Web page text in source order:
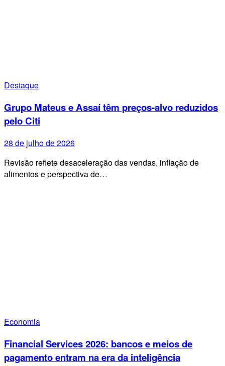
Destaque
Grupo Mateus e Assaí têm preços-alvo reduzidos
pelo Citi
28 de julho de 2026
Revisão reflete desaceleração das vendas, inflação de
alimentos e perspectiva de…
Economia
Financial Services 2026: bancos e meios de
pagamento entram na era da inteligência